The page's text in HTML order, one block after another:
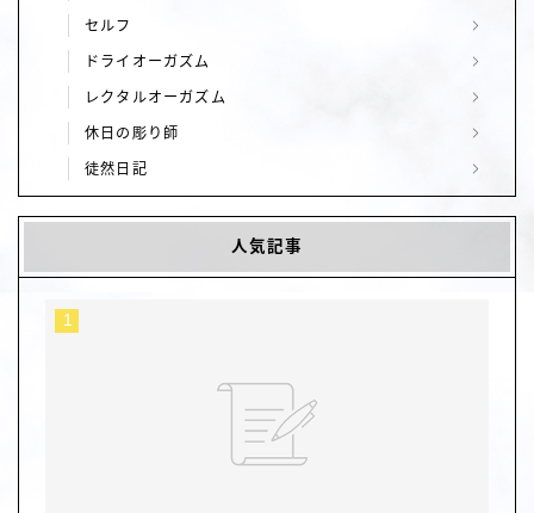
セルフ
ドライオーガズム
レクタルオーガズム
休日の彫り師
徒然日記
人気記事